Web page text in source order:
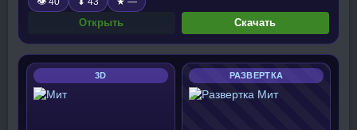
Открыть Скачать
3D РАЗВЕРТКА